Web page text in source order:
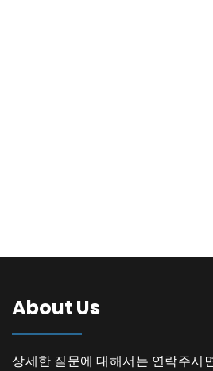
About Us
상세한 질문에 대해서는 연락주시